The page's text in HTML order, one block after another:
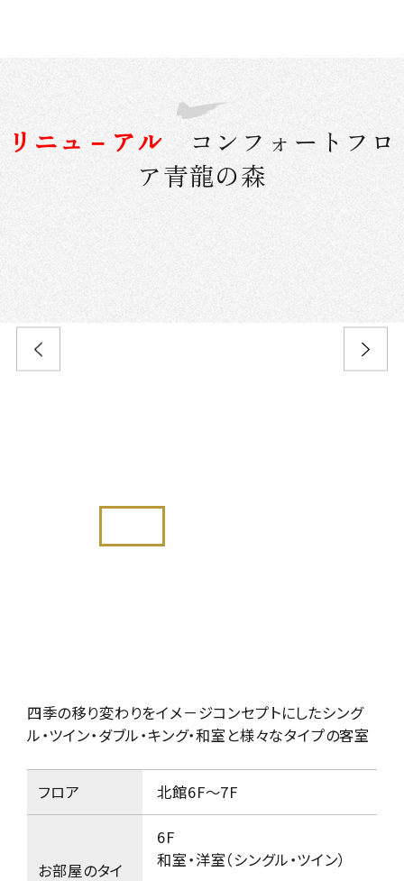
リニュ－アル コンフォートフロ
ア青龍の森
四季の移り変わりをイメ－ジコンセプトにしたシング
ル・ツイン・ダブル・キング・和室と様々なタイプの客室
フロア 北館6F～7F
お部屋のタイ
6F
和室・洋室（シングル・ツイン）